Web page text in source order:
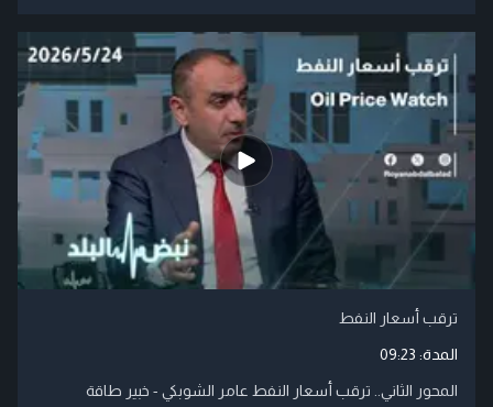
ترقب أسعار النفط
المدة: 09:23
المحور الثاني.. ترقب أسعار النفط عامر الشوبكي - خبير طاقة